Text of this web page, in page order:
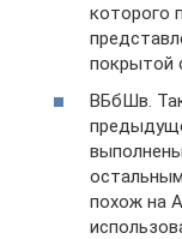
которого
покрытой
ВБбШв.
похож на